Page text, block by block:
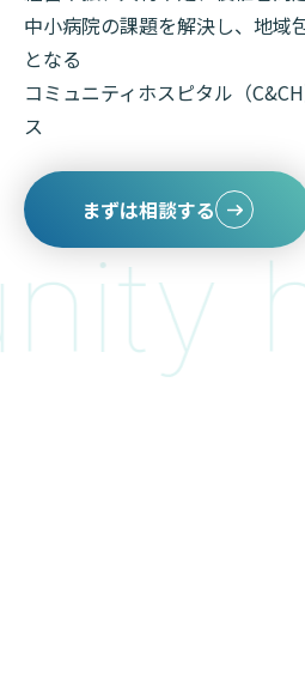
中小病院の課題を解決し、地域
となる
コミュニティホスピタル（
ス
まずは相談する